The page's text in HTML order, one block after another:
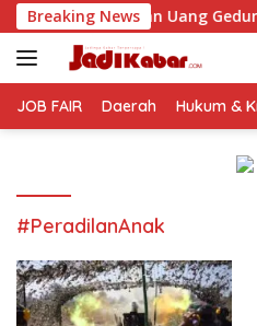
Langsung
ke
konten
Breaking News
Gedung, Anggota
JOB FAIR Daerah Hukum &
#PeradilanAnak